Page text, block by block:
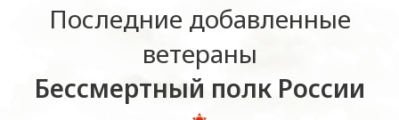
Последние добавленные
ветераны
Бессмертный полк России